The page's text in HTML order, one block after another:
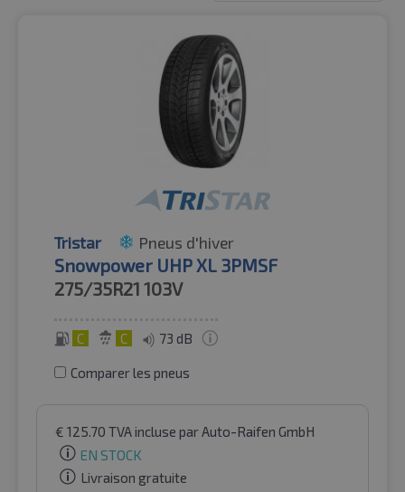
Tristar Pneus d'hiver
Snowpower UHP XL 3PMSF
275/35R21 103V
C C 73 dB
Comparer les pneus
€ 125.70 TVA incluse par Auto-Raifen GmbH
EN STOCK
Livraison gratuite